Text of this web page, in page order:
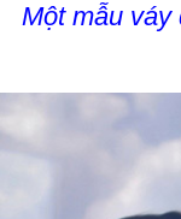
Một mẫu